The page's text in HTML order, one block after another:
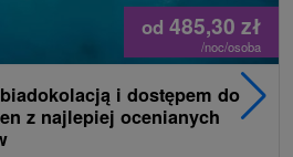
od 485,30 zł
/noc/osoba
i dostępem do
z najlepiej ocenianych